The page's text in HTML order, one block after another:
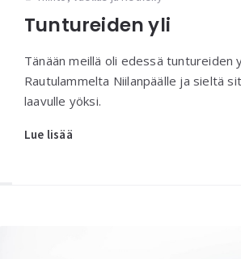
Tuntureiden yli
Tänään meillä oli edessä tuntureiden
Rautulammelta Niilanpäälle ja sieltä
laavulle yöksi.
Lue lisää